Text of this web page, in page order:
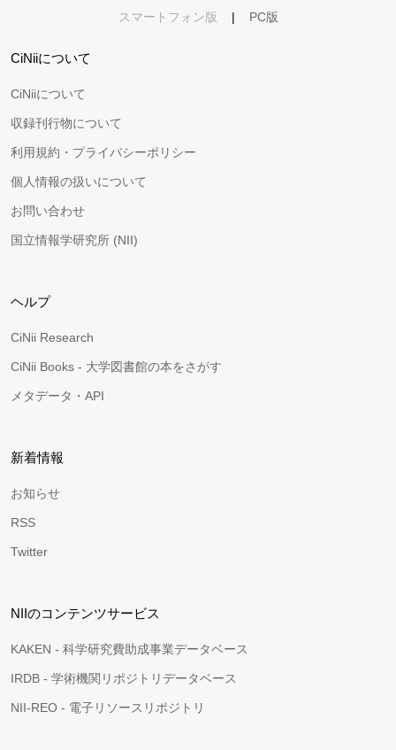
スマートフォン版 | PC版
CiNiiについて
CiNiiについて
収録刊行物について
利用規約・プライバシーポリシー
個人情報の扱いについて
お問い合わせ
国立情報学研究所 (NII)
ヘルプ
CiNii Research
CiNii Books - 大学図書館の本をさがす
メタデータ・API
新着情報
お知らせ
RSS
Twitter
NIIのコンテンツサービス
KAKEN - 科学研究費助成事業データベース
IRDB - 学術機関リポジトリデータベース
NII-REO - 電子リソースリポジトリ